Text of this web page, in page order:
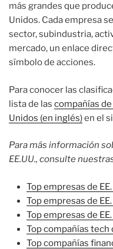
más grandes que
Unidos. Cada empresa
sector, subindustria,
mercado, un enlace
símbolo de acciones.
Para conocer las
lista de las compañías
Unidos (en inglés)en el
Para más información
EE.UU., consulte
Top empresas de
Top empresas de
Top empresas de
Top compañías tech
Top compañías